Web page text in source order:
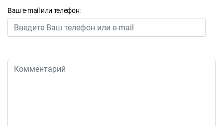
Ваш e-mail или телефон: